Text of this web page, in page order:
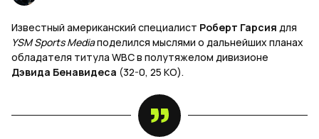
Известный американский специалист Роберт Гарсия для
YSM Sports Mediaподелился мыслями о дальнейших планах
обладателя титула WBC в полутяжелом дивизионе
Дэвида Бенавидеса (32-0, 25 КО).